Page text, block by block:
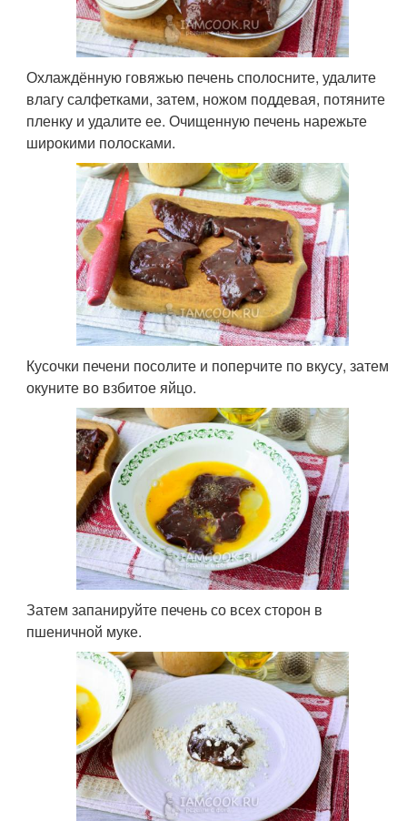
Охлаждённую говяжью печень сполосните, удалите
влагу салфетками, затем, ножом поддевая, потяните
пленку и удалите ее. Очищенную печень нарежьте
широкими полосками.
Кусочки печени посолите и поперчите по вкусу, затем
окуните во взбитое яйцо.
Затем запанируйте печень со всех сторон в
пшеничной муке.